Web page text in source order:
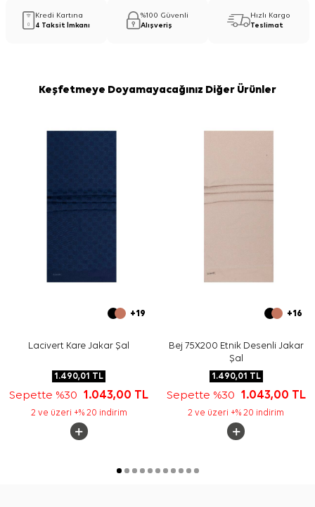
Kredi Kartına
4 Taksit İmkanı
%100 Güvenli
Alışveriş
Hızlı Kargo
Teslimat
Keşfetmeye Doyamayacağınız Diğer Ürünler
+19
Lacivert Kare Jakar Şal
1.490,01 TL
Sepette %30 1.043,00 TL
2 ve üzeri +% 20 indirim
+16
Bej 75X200 Etnik Desenli Jakar
Şal
1.490,01 TL
Sepette %30 1.043,00 TL
2 ve üzeri +% 20 indirim